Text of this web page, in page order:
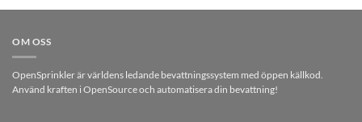
OM OSS
OpenSprinkler är världens ledande bevattningssystem med öppen källkod.
Använd kraften i OpenSource och automatisera din bevattning!